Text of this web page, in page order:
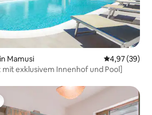
Mamusi
4,97 (39)
mit exklusivem Innenhof und Pool]